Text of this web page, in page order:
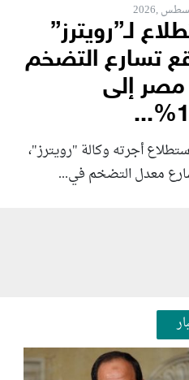
لـ”رويترز”
تسارع التضخم
إلى
أجرته وكالة "رويترز"،
‌معدل التضخم في...